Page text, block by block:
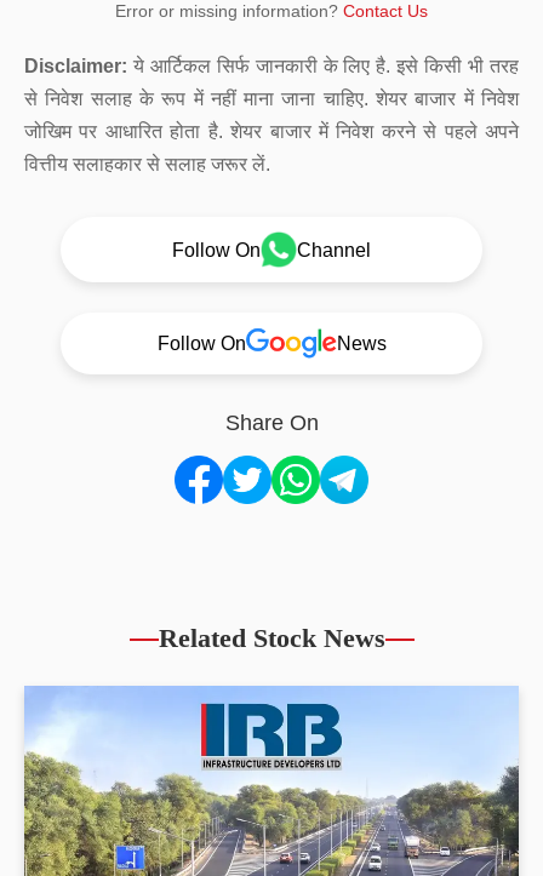
Error or missing information? Contact Us
Disclaimer: ये आर्टिकल सिर्फ जानकारी के लिए है. इसे किसी भी तरह
से निवेश सलाह के रूप में नहीं माना जाना चाहिए. शेयर बाजार में निवेश
जोखिम पर आधारित होता है. शेयर बाजार में निवेश करने से पहले अपने
वित्तीय सलाहकार से सलाह जरूर लें.
Follow On Channel
Follow On News
Share On
Related Stock News